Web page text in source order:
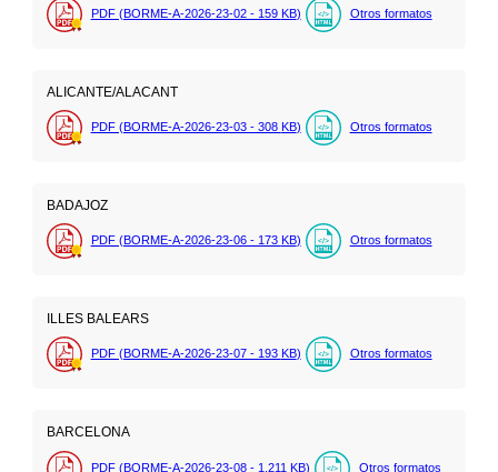
PDF (BORME-A-2026-23-02 - 159 KB) Otros formatos
ALICANTE/ALACANT
PDF (BORME-A-2026-23-03 - 308 KB) Otros formatos
BADAJOZ
PDF (BORME-A-2026-23-06 - 173 KB) Otros formatos
ILLES BALEARS
PDF (BORME-A-2026-23-07 - 193 KB) Otros formatos
BARCELONA
PDF (BORME-A-2026-23-08 - 1.211 KB) Otros formatos